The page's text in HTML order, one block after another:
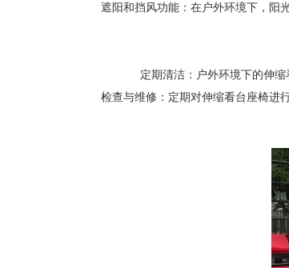
遮阳和挡风功能：在户外环境下，阳
定期清洁：户外环境下的伸
检查与维修：定期对伸缩看台座椅进